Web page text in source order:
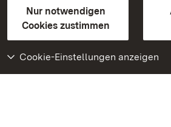
Nur notwendigen
Cookies zustimmen
Cookie-Einstellungen anzeigen
Erklärung zur Barrierefreiheit
BITV-konform (geprüfte Seiten)
Weiteres